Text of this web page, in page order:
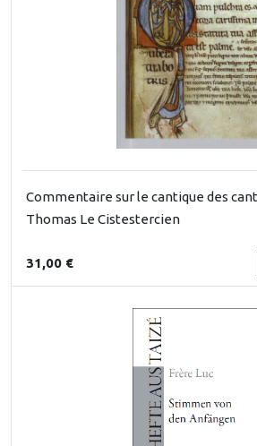
Commentaire sur le cantique des
Thomas Le Cistestercien
31,00 €